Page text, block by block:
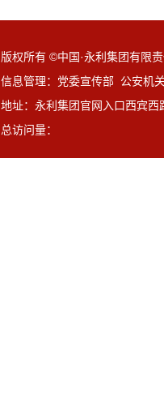
版权所有 ©中国·永利集团有限
信息管理：党委宣传部 公安机
地址：永利集团官网入口西宾西
总访问量：